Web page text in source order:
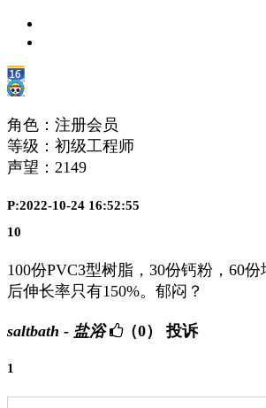
角色：注册会员
等级：初级工程师
声望： 2149
P:2022-10-24 16:52:55
10
100份PVC3型树脂，30份钙粉，60
后伸长率只有150%。郁闷？
saltbath - 盐浴 （0） 投诉
1